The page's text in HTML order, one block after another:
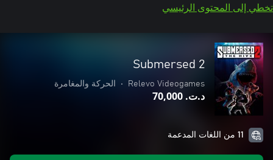
تخطي إلى المحتوى الرئيسي
Submersed 2
Relevo Videogames
• الحركة والمغامرة
د.ت.‏ 70,000
11 من اللغات المدعمة